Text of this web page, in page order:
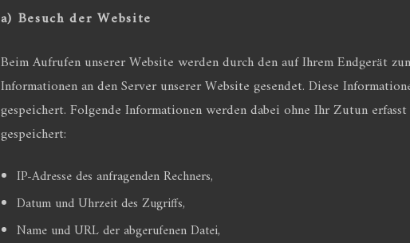
a) Besuch der Website
Beim Aufrufen unserer Website werden durch den auf Ihrem Endgerät
Informationen an den Server unserer Website gesendet. Diese
gespeichert. Folgende Informationen werden dabei ohne Ihr Zutun
gespeichert:
IP-Adresse des anfragenden Rechners,
Datum und Uhrzeit des Zugriffs,
Name und URL der abgerufenen Datei,